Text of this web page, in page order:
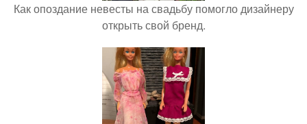
Как опоздание невесты на свадьбу помогло дизайнеру
открыть свой бренд.